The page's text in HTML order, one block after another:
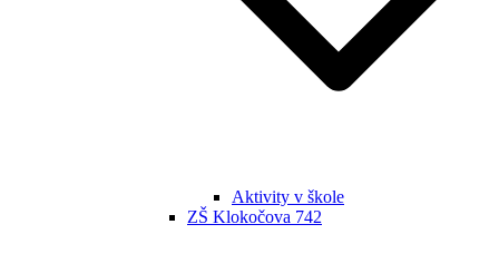
Aktivity v škole
ZŠ Klokočova 742